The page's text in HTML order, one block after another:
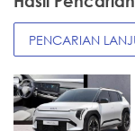
PENCARIAN